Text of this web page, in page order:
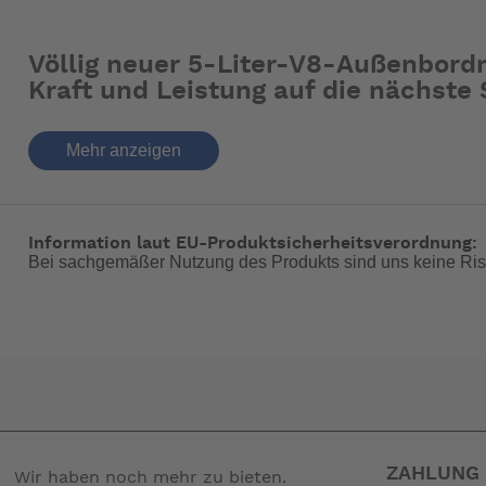
Völlig neuer 5-Liter-V8-
Kraft und Leistung auf die nächste
Den Motor anlassen Mit dem BLAST™-
Kraftstoffverbrauch so weit wie möglich
Die Trimmung funktioniert automatisch je nach
Mehr anzeigen
Information laut EU-Produktsicherheitsverordnung:
Bei sachgemäßer Nutzung des Produkts sind uns keine
Wir haben noch mehr zu bieten.
ZAHLUNG